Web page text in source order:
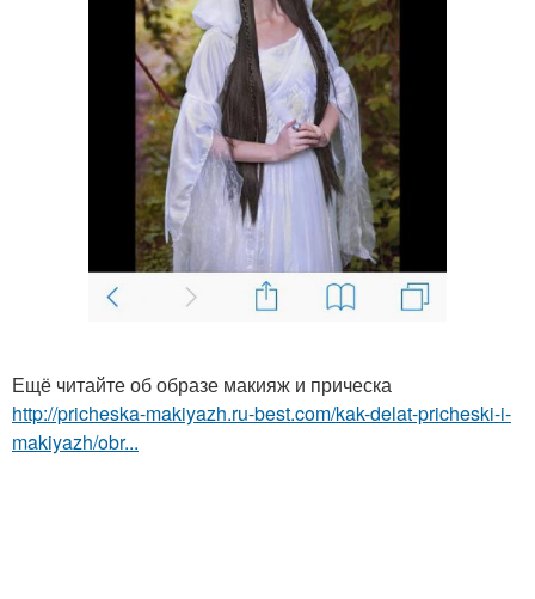
Ещё читайте об образе макияж и прическа
http://pricheska-makiyazh.ru-best.com/kak-delat-pricheski-i-
makiyazh/obr...